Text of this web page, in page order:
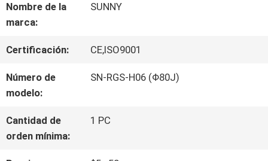
VIAJE
DE
LA
FÁBRICA
CONTROL
Nombre de la
marca:
SUNNY
Certificación: CE,ISO9001
Número de
modelo:
SN-RGS-H06 (Φ80J)
Cantidad de
orden mínima:
1 PC